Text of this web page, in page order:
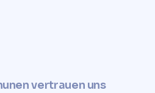
vertrauen uns